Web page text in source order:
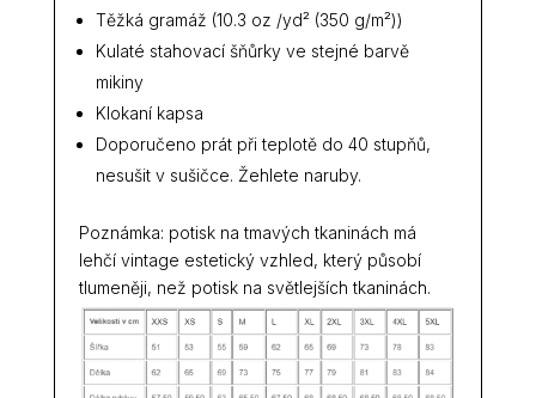
Těžká gramáž (10.3 oz /yd² (350 g/m²))
Kulaté stahovací šňůrky ve stejné barvě
mikiny
Klokaní kapsa
Doporučeno prát při teplotě do 40 stupňů,
nesušit v sušičce. Žehlete naruby.
Poznámka: potisk na tmavých tkaninách má
lehčí vintage estetický vzhled, který působí
tlumeněji, než potisk na světlejších tkaninách.